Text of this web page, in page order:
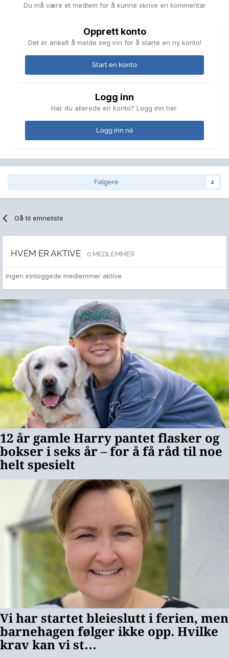
Du må være et medlem for å kunne skrive en kommentar
Opprett konto
Det er enkelt å melde seg inn for å starte en ny konto!
Start en konto
Logg inn
Har du allerede en konto? Logg inn her.
Logg inn nå
Følgere 2
Gå til emneliste
HVEM ER AKTIVE 0 MEDLEMMER
Ingen innloggede medlemmer aktive